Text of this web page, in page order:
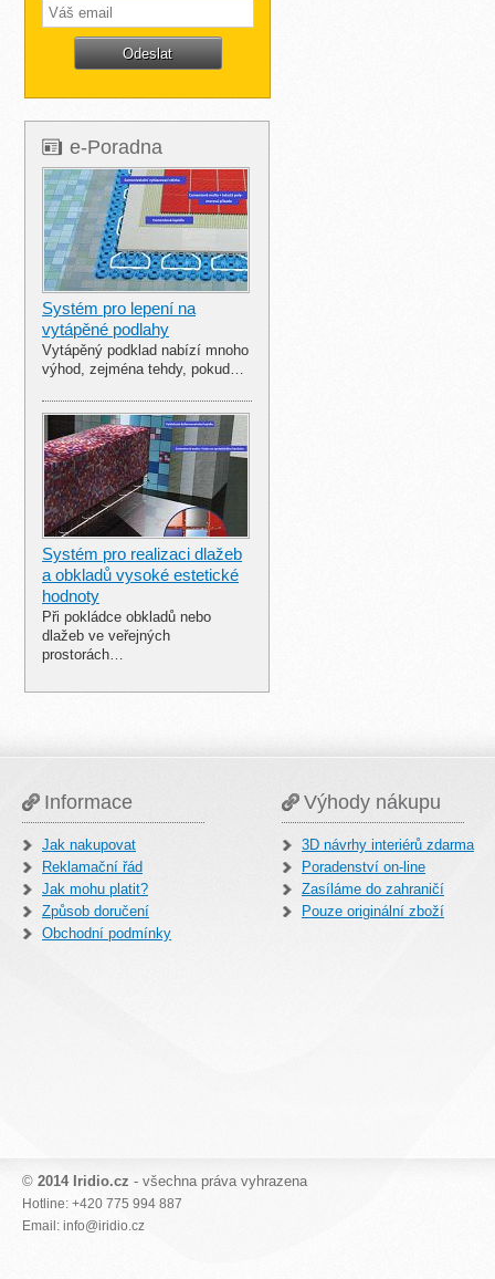
e-Poradna
Systém pro lepení na
vytápěné podlahy
Vytápěný podklad nabízí mnoho
výhod, zejména tehdy, pokud…
Systém pro realizaci dlažeb
a obkladů vysoké estetické
hodnoty
Při pokládce obkladů nebo
dlažeb ve veřejných
prostorách…
Informace
Jak nakupovat
Reklamační řád
Jak mohu platit?
Způsob doručení
Obchodní podmínky
Výhody nákupu
3D návrhy interiérů zdarma
Poradenství on-line
Zasíláme do zahraničí
Pouze originální zboží
© 2014 Iridio.cz - všechna práva vyhrazena
Hotline: +420 775 994 887
Email: info@iridio.cz